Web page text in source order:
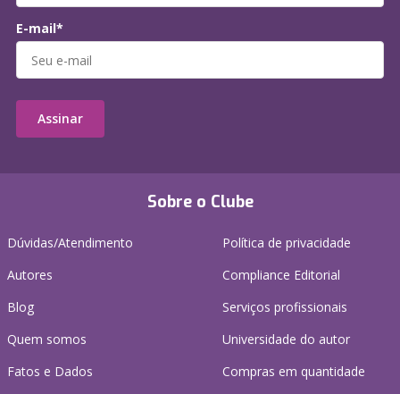
Sobre o Clube
Dúvidas/Atendimento
Autores
Blog
Quem somos
Fatos e Dados
Política de privacidade
Compliance Editorial
Serviços profissionais
Universidade do autor
Compras em quantidade
E-mail*
Assinar